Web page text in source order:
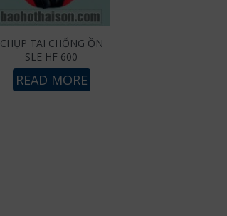
CHỤP TAI CHỐNG ỒN
SLE HF 600
READ MORE